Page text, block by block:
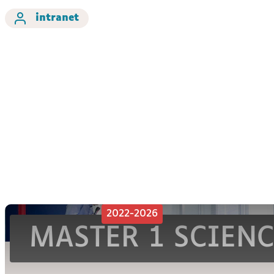
intranet
2022-2026
MASTER 1